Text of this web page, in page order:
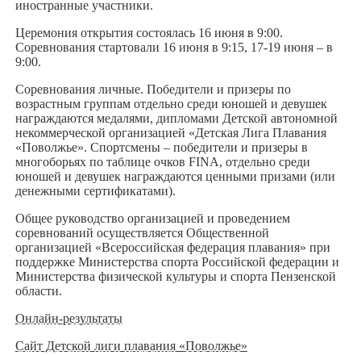
иностранные участники.
Церемония открытия состоялась 16 июня в 9:00.
Соревнования стартовали 16 июня в 9:15, 17-19 июня – в
9:00.
Соревнования личные. Победители и призеры по
возрастным группам отдельно среди юношей и девушек
награждаются медалями, дипломами Детской автономной
некоммерческой организацией «Детская Лига Плавания
«Поволжье». Спортсмены – победители и призеры в
многоборьях по таблице очков FINA, отдельно среди
юношей и девушек награждаются ценными призами (или
денежными сертификатами).
Общее руководство организацией и проведением
соревнований осуществляется Общественной
организацией «Всероссийская федерация плавания» при
поддержке Министерства спорта Российской федерации и
Министерства физической культуры и спорта Пензенской
области.
Онлайн-результаты
Сайт Детской лиги плавания «Поволжье»